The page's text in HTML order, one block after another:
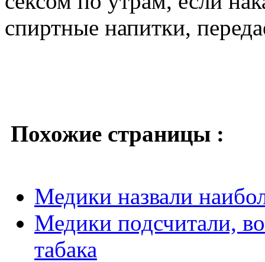
спиртные напитки,
Похожие страницы :
Медики назвали
Медики подсчитали, во
табака